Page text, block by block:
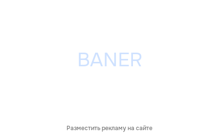
Разместить рекламу на сайте